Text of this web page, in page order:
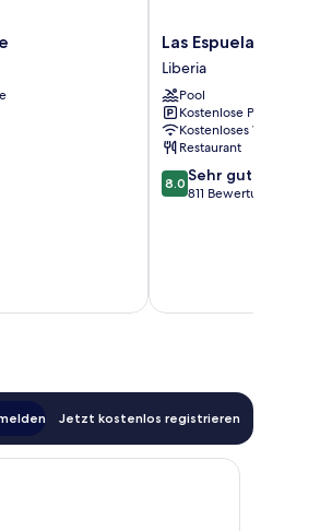
Las
Espuelas
Hotel
Liberia
Las Espuelas Hotel
Liberia
Pool
Kostenlose Parkplätze
Kostenloses WLAN
Restaurant
8.0
von
8.0 Sehr gut
811 Bewertungen
Jetzt kostenlos registrieren